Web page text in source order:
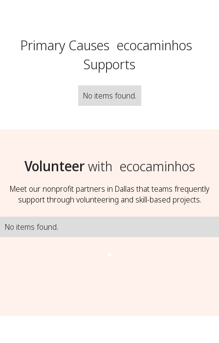
Primary Causes ecocaminhos
Supports
No items found.
Volunteerwith ecocaminhos
Meet our nonprofit partners in Dallas that teams frequently
support through volunteering and skill-based projects.
No items found.